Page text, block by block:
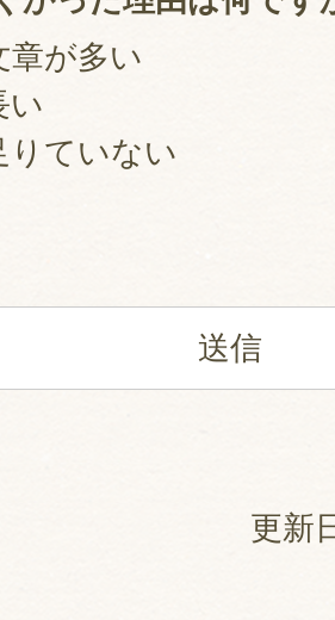
章が多い
い
りていない
更新